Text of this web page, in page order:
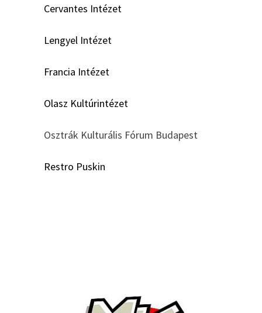
Cervantes Intézet
Lengyel Intézet
Francia Intézet
Olasz Kultúrintézet
Osztrák Kulturális Fórum Budapest
Restro Puskin